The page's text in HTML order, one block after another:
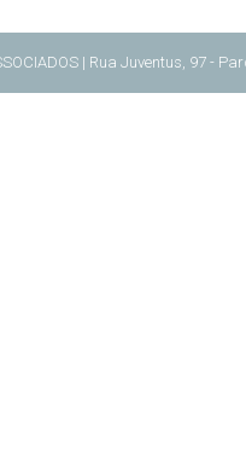
| Rua Juventus, 97 -